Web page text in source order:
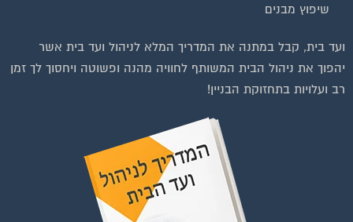
שיפוץ מבנים
ועד בית, קבל במתנה את המדריך המלא לניהול ועד בית אשר
יהפוך את ניהול הבית המשותף לחוויה מהנה ופשוטה ויחסוך לך זמן
רב ועלויות בתחזוקת הבניין!